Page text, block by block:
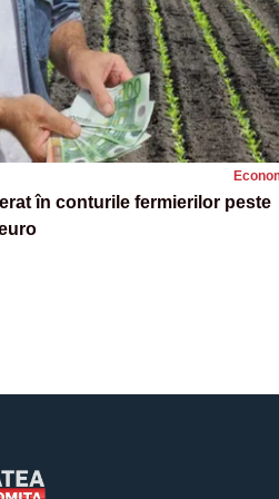
în conturile fermierilor peste